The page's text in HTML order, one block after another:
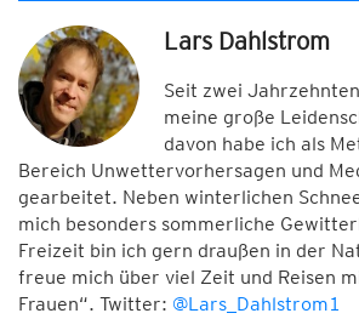
Lars Dahlstrom
Seit zwei
meine große
davon habe ich als
Bereich Unwettervorhersagen und
gearbeitet. Neben winterlichen
mich besonders sommerliche
Freizeit bin ich gern draußen in der
freue mich über viel Zeit und Reisen
Frauen“. Twitter: @Lars_Dahlstrom1